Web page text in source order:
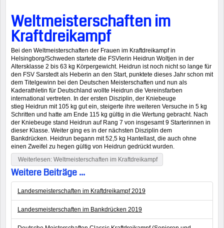
Weltmeisterschaften im
Kraftdreikampf
Bei den Weltmeisterschaften der Frauen im Kraftdreikampf in
Helsingborg/Schweden startete die FSVlerin Heidrun Woltjen in der
Altersklasse 2 bis 63 kg Körpergewicht. Heidrun ist noch nicht so lange für
den FSV Sarstedt als Heberin an den Start, punktete dieses Jahr schon mit
dem Titelgewinn bei den Deutschen Meisterschaften und nun als
Kaderathletin für Deutschland wollte Heidrun die Vereinsfarben
international vertreten. In der ersten Disziplin, der Kniebeuge
stieg Heidrun mit 105 kg gut ein, steigerte ihre weiteren Versuche in 5 kg
Schritten und hatte am Ende 115 kg gültig in die Wertung gebracht. Nach
der Kniebeuge stand Heidrun auf Rang 7 von insgesamt 9 Starterinnen in
dieser Klasse. Weiter ging es in der nächsten Disziplin dem
Bankdrücken. Heidrun begann mit 52,5 kg Hantellast, die auch ohne
einen Zweifel zu hegen gültig von Heidrun gedrückt wurden.
Weiterlesen: Weltmeisterschaften im Kraftdreikampf
Weitere Beiträge ...
Landesmeisterschaften im Kraftdreikampf 2019
Landesmeisterschaften im Bankdrücken 2019